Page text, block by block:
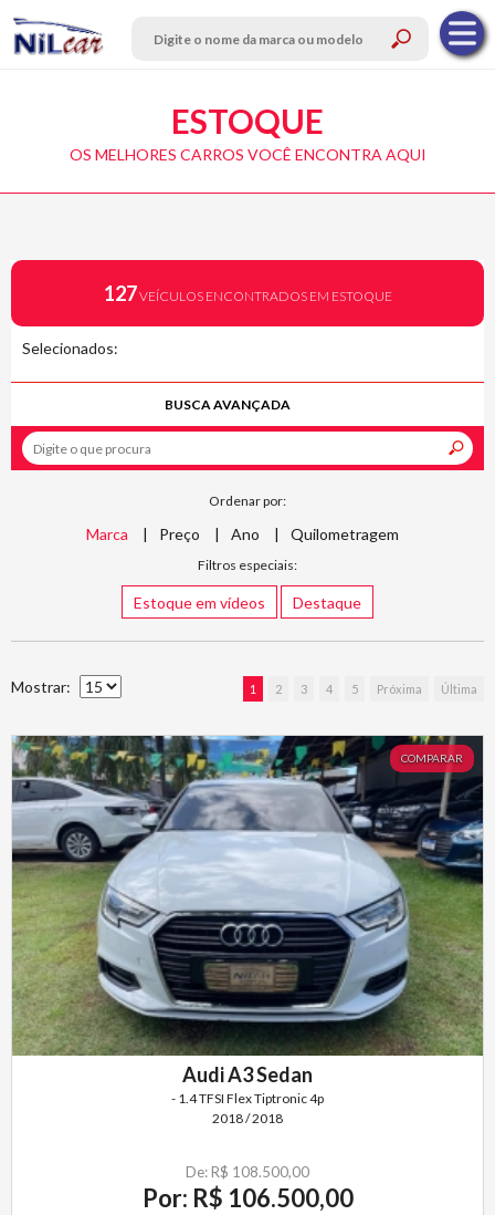
ESTOQUE
OS MELHORES CARROS VOCÊ ENCONTRA AQUI
127VEÍCULOS ENCONTRADOS EM ESTOQUE
Selecionados:
BUSCA AVANÇADA
Ordenar por:
Marca Preço Ano Quilometragem
Filtros especiais:
Estoque em vídeos Destaque
Mostrar: 1 2 3 4 5 Próxima Última
COMPARAR
Audi A3 Sedan
- 1.4 TFSI Flex Tiptronic 4p
2018 / 2018
De: R$ 108.500,00
Por: R$ 106.500,00